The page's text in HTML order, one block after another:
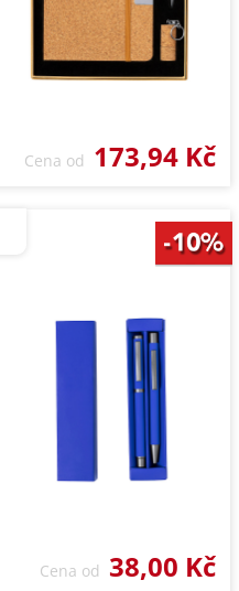
Cena od 173,94 Kč
Cena od 38,00 Kč